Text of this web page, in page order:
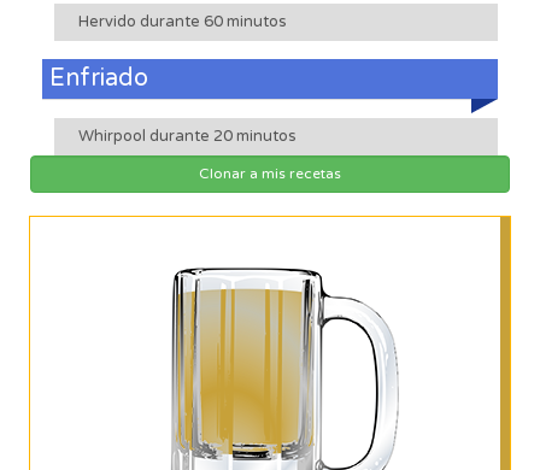
Hervido durante 60 minutos
Enfriado
Whirpool durante 20 minutos
Clonar a mis recetas